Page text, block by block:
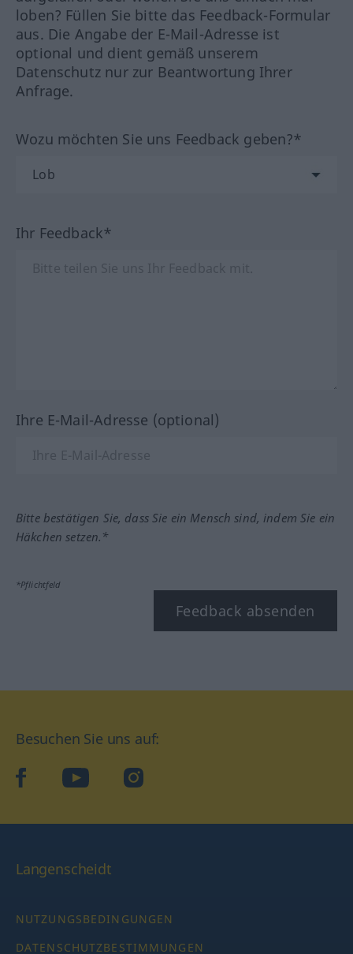
loben? Füllen Sie bitte das Feedback-Formular
aus. Die Angabe der E-Mail-Adresse ist
optional und dient gemäß unserem
Datenschutz nur zur Beantwortung Ihrer
Anfrage.
Wozu möchten Sie uns Feedback geben?*
Ihr Feedback*
Ihre E-Mail-Adresse (optional)
Bitte bestätigen Sie, dass Sie ein Mensch sind, indem Sie ein
Häkchen setzen.*
*Pflichtfeld
Feedback absenden
Besuchen Sie uns auf:
facebookYouTube Instagram
Langenscheidt
NUTZUNGSBEDINGUNGEN
DATENSCHUTZBESTIMMUNGEN